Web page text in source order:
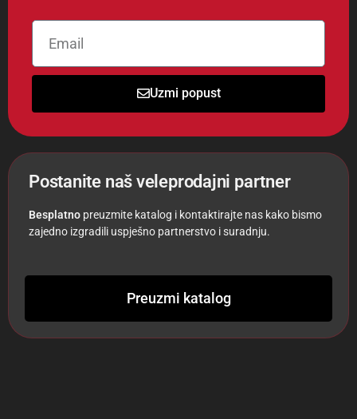
Uzmi popust
Postanite naš veleprodajni partner
Besplatno preuzmite katalog i kontaktirajte nas kako bismo
zajedno izgradili uspješno partnerstvo i suradnju.
Preuzmi katalog